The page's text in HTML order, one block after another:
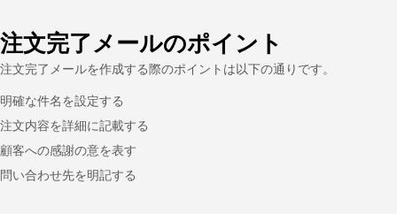
注文完了メールのポイント
注文完了メールを作成する際のポイントは以下の通りです。
明確な件名を設定する
注文内容を詳細に記載する
顧客への感謝の意を表す
問い合わせ先を明記する